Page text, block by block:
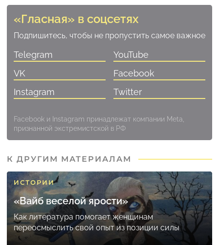
«Гласная» в соцсетях
Подпишитесь, чтобы не пропустить самое важное
Telegram
YouTube
VK
Facebook
Instagram
Twitter
Facebook и Instagram принадлежат компании Meta,
признанной экстремистской в РФ
К ДРУГИМ МАТЕРИАЛАМ
ИСТОРИИ
«Вайб веселой ярости»
Как литература помогает женщинам
переосмыслить свой опыт из позиции силы